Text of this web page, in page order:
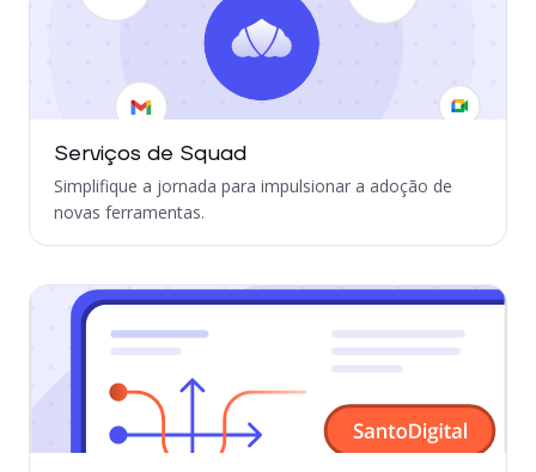
Serviços de Squad
Simplifique a jornada para impulsionar a adoção de
novas ferramentas.